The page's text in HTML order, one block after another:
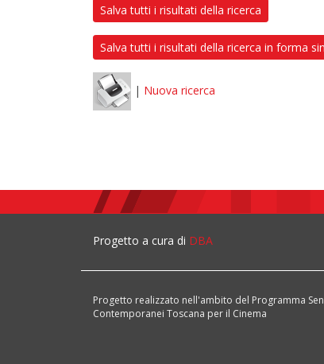
Salva tutti i risultati della ricerca
Salva tutti i risultati della ricerca in forma
| Nuova ricerca
Progetto a cura di DBA
Progetto realizzato nell'ambito del Programma
Contemporanei Toscana per il Cinema